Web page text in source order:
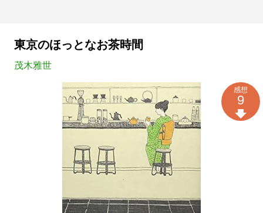
東京のほっとなお茶時間
茂木雅世
感想
9